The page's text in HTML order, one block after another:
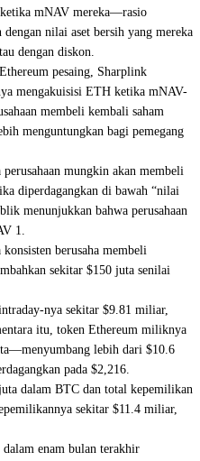
mNAV mereka—rasio
nilai aset bersih yang mereka
dengan diskon.
pesaing, Sharplink
mengakuisisi ETH ketika mNAV-
membeli kembali saham
menguntungkan bagi pemegang
mungkin akan membeli
diperdagangkan di bawah “nilai
menunjukkan bahwa perusahaan
1.
berusaha membeli
sekitar $150 juta senilai
nya sekitar $9.81 miliar,
itu, token Ethereum miliknya
lebih dari $10.6
pada $2,216.
dalam BTC dan total kepemilikan
sekitar $11.4 miliar,
enam bulan terakhir